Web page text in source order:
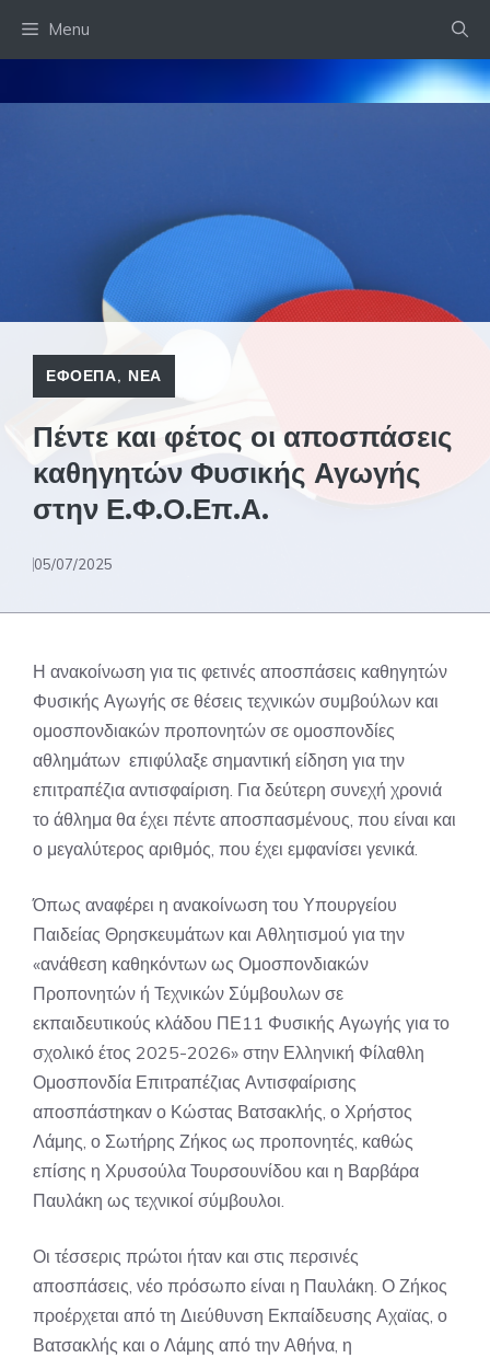
Menu
ΕΦΟΕΠΑ, ΝΕΑ
Πέντε και φέτος οι αποσπάσεις
καθηγητών Φυσικής Αγωγής
στην Ε.Φ.Ο.Επ.Α.
05/07/2025
Η ανακοίνωση για τις φετινές αποσπάσεις καθηγητών
Φυσικής Αγωγής σε θέσεις τεχνικών συμβούλων και
ομοσπονδιακών προπονητών σε ομοσπονδίες
αθλημάτων επιφύλαξε σημαντική είδηση για την
επιτραπέζια αντισφαίριση. Για δεύτερη συνεχή χρονιά
το άθλημα θα έχει πέντε αποσπασμένους, που είναι και
ο μεγαλύτερος αριθμός, που έχει εμφανίσει γενικά.
Όπως αναφέρει η ανακοίνωση του Υπουργείου
Παιδείας Θρησκευμάτων και Αθλητισμού για την
«ανάθεση καθηκόντων ως Ομοσπονδιακών
Προπονητών ή Τεχνικών Σύμβουλων σε
εκπαιδευτικούς κλάδου ΠΕ11 Φυσικής Αγωγής για το
σχολικό έτος 2025-2026» στην Ελληνική Φίλαθλη
Ομοσπονδία Επιτραπέζιας Αντισφαίρισης
αποσπάστηκαν ο Κώστας Βατσακλής, ο Χρήστος
Λάμης, ο Σωτήρης Ζήκος ως προπονητές, καθώς
επίσης η Χρυσούλα Τουρσουνίδου και η Βαρβάρα
Παυλάκη ως τεχνικοί σύμβουλοι.
Οι τέσσερις πρώτοι ήταν και στις περσινές
αποσπάσεις, νέο πρόσωπο είναι η Παυλάκη. Ο Ζήκος
προέρχεται από τη Διεύθυνση Εκπαίδευσης Αχαϊας, ο
Βατσακλής και ο Λάμης από την Αθήνα, η